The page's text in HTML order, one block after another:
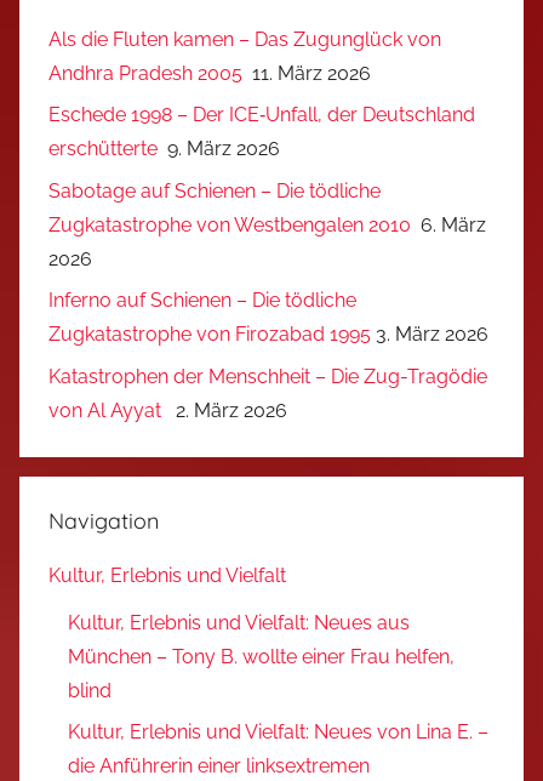
Als die Fluten kamen – Das Zugunglück von
Andhra Pradesh 2005 11. März 2026
Eschede 1998 – Der ICE‑Unfall, der Deutschland
erschütterte 9. März 2026
Sabotage auf Schienen – Die tödliche
Zugkatastrophe von Westbengalen 2010 6. März
2026
Inferno auf Schienen – Die tödliche
Zugkatastrophe von Firozabad 1995 3. März 2026
Katastrophen der Menschheit – Die Zug-Tragödie
von Al Ayyat
2. März 2026
Navigation
Kultur, Erlebnis und Vielfalt
Kultur, Erlebnis und Vielfalt: Neues aus
München – Tony B. wollte einer Frau helfen,
blind
Kultur, Erlebnis und Vielfalt: Neues von Lina E. –
die Anführerin einer linksextremen